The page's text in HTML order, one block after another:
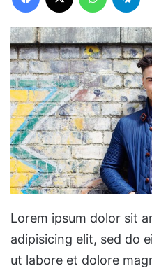
Lorem ipsum dolor sit
adipisicing elit, sed do
ut labore et dolore